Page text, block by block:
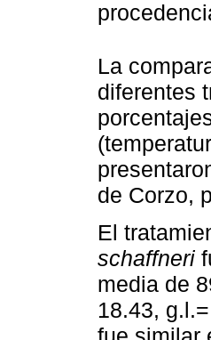
La
diferentes
de Corzo,
El
schaffneri
media de
18.43,